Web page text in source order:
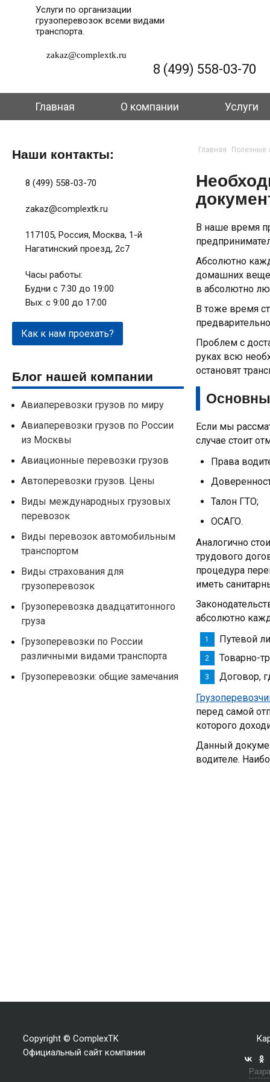
Услуги по организации
грузоперевозок всеми видами
транспорта.
zakaz@complextk.ru
8 (499) 558-03-70
Главная О компании Услуги
Наши контакты:
8 (499) 558-03-70
zakaz@complextk.ru
117105, Россия, Москва, 1-й
Нагатинский проезд, 2с7
Часы работы:
Будни с 7:30 до 19:00
Вых: с 9:00 до 17:00
Как к нам проехать?
Блог нашей компании
Авиаперевозки грузов по миру
Авиаперевозки грузов по России
из Москвы
Авиационные перевозки грузов
Автоперевозки грузов. Цены
Виды международных грузовых
перевозок
Виды перевозок автомобильным
транспортом
Виды страхования для
грузоперевозок
Грузоперевозка двадцатитонного
груза
Грузоперевозки по России
различными видами транспорта
Грузоперевозки: общие замечания
Главная Полезные
В наше время
Абсолютно
домашних
в абсолютно
В тоже время
Проблем с
руках всю
остановят
Если мы
случае стоит
Права
Талон ГТО;
ОСАГО.
Аналогично
трудового
процедура
иметь
абсолютно
Путевой
Товарно-
Договор,
перед самой
которого
Данный
водителе.
Copyright © ComplexTK
Официальный сайт компании